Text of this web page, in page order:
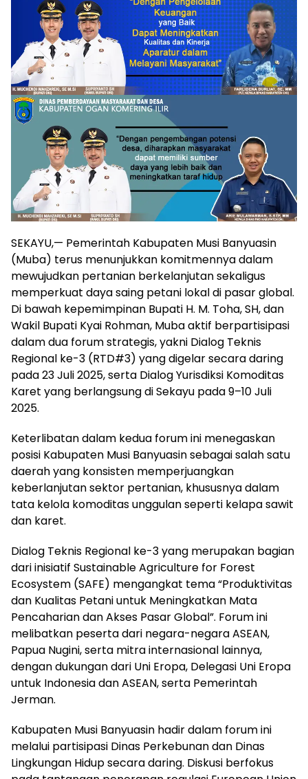
SEKAYU,— Pemerintah Kabupaten Musi Banyuasin
(Muba) terus menunjukkan komitmennya dalam
mewujudkan pertanian berkelanjutan sekaligus
memperkuat daya saing petani lokal di pasar global.
Di bawah kepemimpinan Bupati H. M. Toha, SH, dan
Wakil Bupati Kyai Rohman, Muba aktif berpartisipasi
dalam dua forum strategis, yakni Dialog Teknis
Regional ke-3 (RTD#3) yang digelar secara daring
pada 23 Juli 2025, serta Dialog Yurisdiksi Komoditas
Karet yang berlangsung di Sekayu pada 9–10 Juli
2025.
Keterlibatan dalam kedua forum ini menegaskan
posisi Kabupaten Musi Banyuasin sebagai salah satu
daerah yang konsisten memperjuangkan
keberlanjutan sektor pertanian, khususnya dalam
tata kelola komoditas unggulan seperti kelapa sawit
dan karet.
Dialog Teknis Regional ke-3 yang merupakan bagian
dari inisiatif Sustainable Agriculture for Forest
Ecosystem (SAFE) mengangkat tema “Produktivitas
dan Kualitas Petani untuk Meningkatkan Mata
Pencaharian dan Akses Pasar Global”. Forum ini
melibatkan peserta dari negara-negara ASEAN,
Papua Nugini, serta mitra internasional lainnya,
dengan dukungan dari Uni Eropa, Delegasi Uni Eropa
untuk Indonesia dan ASEAN, serta Pemerintah
Jerman.
Kabupaten Musi Banyuasin hadir dalam forum ini
melalui partisipasi Dinas Perkebunan dan Dinas
Lingkungan Hidup secara daring. Diskusi berfokus